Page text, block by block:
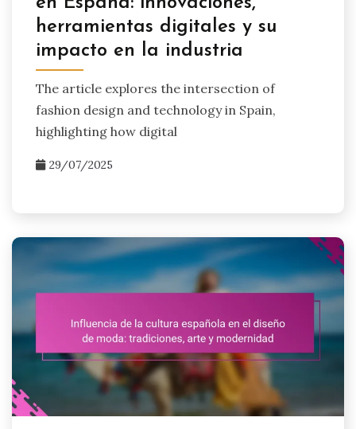
herramientas digitales y su
impacto en la industria
The article explores the intersection of
fashion design and technology in Spain,
highlighting how digital
29/07/2025